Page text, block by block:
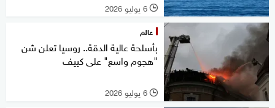
l 6 يوليو 2026
عالم
بأسلحة عالية الدقة.. روسيا تعلن شن
"هجوم واسع" على كييف
l 6 يوليو 2026